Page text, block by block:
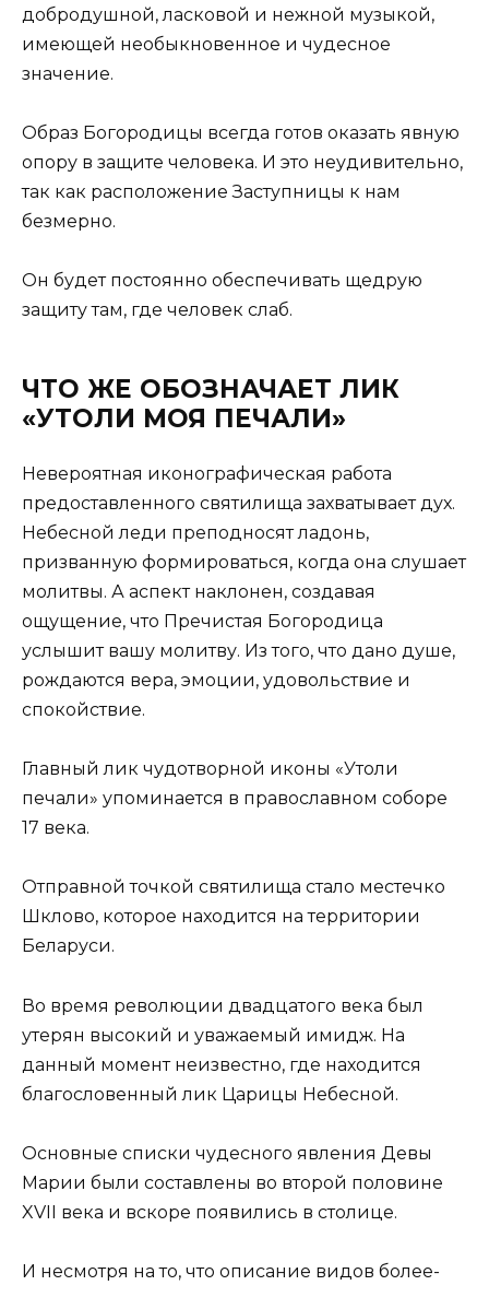
добродушной, ласковой и нежной музыкой,
имеющей необыкновенное и чудесное
значение.
Образ Богородицы всегда готов оказать явную
опору в защите человека. И это неудивительно,
так как расположение Заступницы к нам
безмерно.
Он будет постоянно обеспечивать щедрую
защиту там, где человек слаб.
ЧТО ЖЕ ОБОЗНАЧАЕТ ЛИК
«УТОЛИ МОЯ ПЕЧАЛИ»
Невероятная иконографическая работа
предоставленного святилища захватывает дух.
Небесной леди преподносят ладонь,
призванную формироваться, когда она слушает
молитвы. А аспект наклонен, создавая
ощущение, что Пречистая Богородица
услышит вашу молитву. Из того, что дано душе,
рождаются вера, эмоции, удовольствие и
спокойствие.
Главный лик чудотворной иконы «Утоли
печали» упоминается в православном соборе
17 века.
Отправной точкой святилища стало местечко
Шклово, которое находится на территории
Беларуси.
Во время революции двадцатого века был
утерян высокий и уважаемый имидж. На
данный момент неизвестно, где находится
благословенный лик Царицы Небесной.
Основные списки чудесного явления Девы
Марии были составлены во второй половине
XVII века и вскоре появились в столице.
И несмотря на то, что описание видов более-